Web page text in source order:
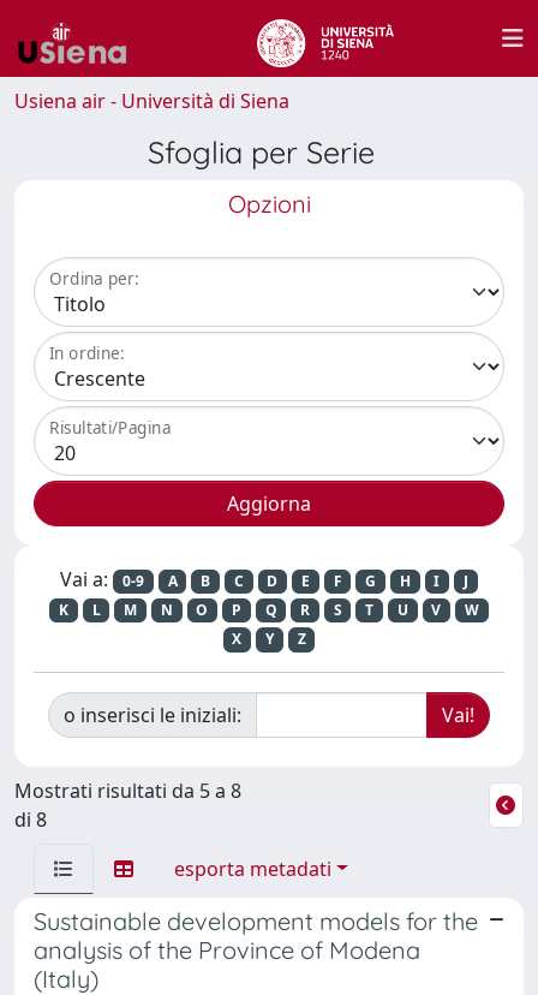
Usiena air - Università di Siena
Sfoglia per Serie
Opzioni
Ordina per:
In ordine:
Risultati/Pagina
Vai a: 0-9 A B C D E F G H I
J
K
L M N O P Q R S T U V
W
X
Y Z
o inserisci le iniziali:
Mostrati risultati da 5 a 8
di 8
esporta metadati
Sustainable development models for the
analysis of the Province of Modena
(Italy)